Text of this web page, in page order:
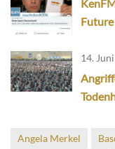
Future
14.
Angela Merkel